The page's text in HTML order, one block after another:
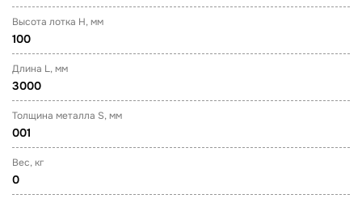
Высота лотка H, мм
100
Длина L, мм
3000
Толщина металла S, мм
001
Вес, кг
0